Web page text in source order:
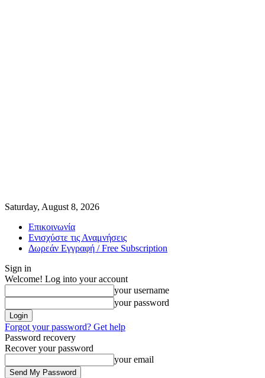
Saturday, August 8, 2026
Επικοινωνία
Ενισχύστε τις Αναμνήσεις
Δωρεάν Εγγραφή / Free Subscription
Sign in
Welcome! Log into your account
your username
your password
Forgot your password? Get help
Password recovery
Recover your password
your email